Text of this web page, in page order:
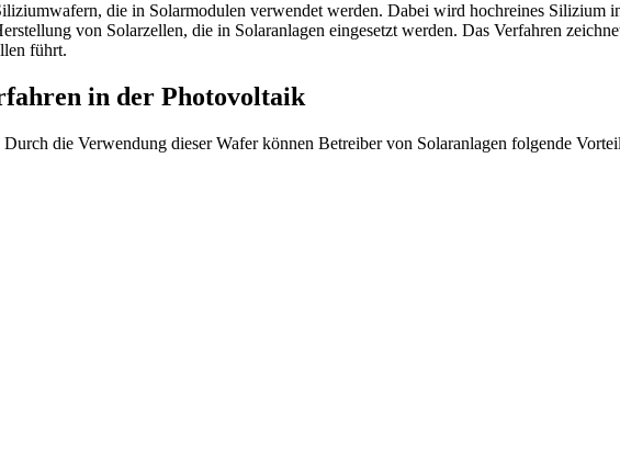
die in Solarmodulen verwendet werden. Dabei wird hochreines Silizium
von Solarzellen, die in Solaranlagen eingesetzt werden. Das Verfahren
führt.
in der Photovoltaik
die Verwendung dieser Wafer können Betreiber von Solaranlagen folgende